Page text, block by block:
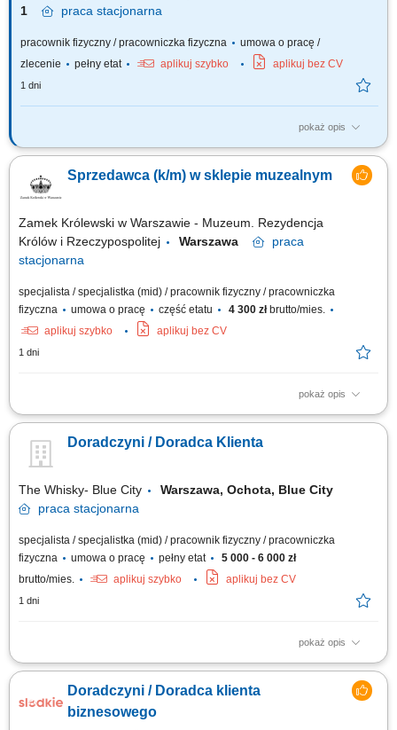
1
praca stacjonarna
pracownik fizyczny / pracowniczka fizyczna
umowa o pracę /
zlecenie
pełny etat aplikuj szybko aplikuj bez CV
1 dni
pokaż opis
Twój zakres obowiązków profesjonalna obsługa klienta; obsługa kasy
bieżące uzupełnianie asortymentu sprzedawanego towaru;
Sprzedawca (k/m) w sklepie muzealnym
Zamek Królewski w Warszawie - Muzeum. Rezydencja
Królów i Rzeczypospolitej
Warszawa
praca
stacjonarna
specjalista / specjalistka (mid) / pracownik fizyczny / pracowniczka
fizyczna
umowa o pracę część etatu 4 300 złbrutto/mies.
aplikuj szybko
aplikuj bez CV
1 dni
pokaż opis
Nasz sklep muzealny jest częścią odwiedzin w Zamku – oferujemy
związane z tematyką naszych ekspozycji. Szukamy osoby, która z pasją
pomoże naszym gościom zabrać cząstkę muzeum do domu. Twój zakres
Doradczyni / Doradca Klienta
The Whisky- Blue City
Warszawa, Ochota, Blue City
praca stacjonarna
specjalista / specjalistka (mid) / pracownik fizyczny / pracowniczka
fizyczna
umowa o pracę pełny etat
5 000 - 6 000 zł
brutto/mies.
aplikuj szybko aplikuj bez CV
1 dni
pokaż opis
Zakres obowiązków: Profesjonalna obsługa klientów oraz doradztwo
podczas zakupów. Obsługa kasy fiskalnej i realizacja transakcji. Dbanie o
właściwą ekspozycję produktów i estetykę sali sprzedaży. Wykładanie
towaru oraz utrzymywanie porządku w sklepie. Kontrola jakości i stanu...
Doradczyni / Doradca klienta
biznesowego